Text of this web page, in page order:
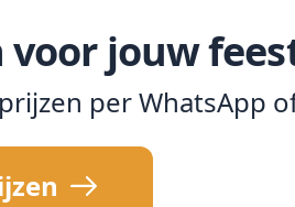
voor jouw
per WhatsApp